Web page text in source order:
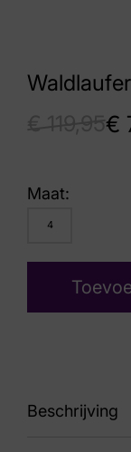
€
Maat:
4
Beschrijving